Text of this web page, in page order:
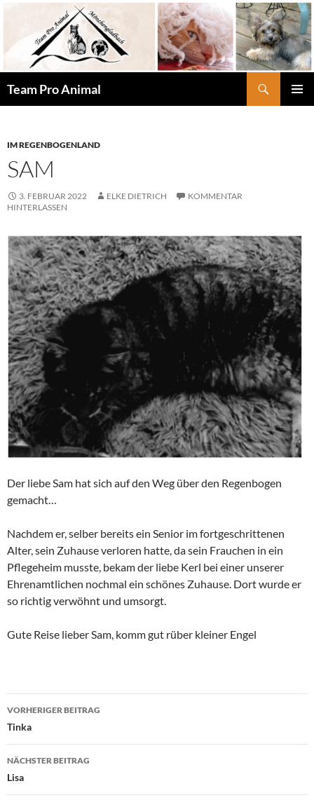
springen
Team Pro Animal
IM REGENBOGENLAND
SAM
3. FEBRUAR 2022 ELKE DIETRICH
KOMMENTAR
HINTERLASSEN
Der liebe Sam hat sich auf den Weg über den Regenbogen
gemacht…
Nachdem er, selber bereits ein Senior im fortgeschrittenen
Alter, sein Zuhause verloren hatte, da sein Frauchen in ein
Pflegeheim musste, bekam der liebe Kerl bei einer unserer
Ehrenamtlichen nochmal ein schönes Zuhause. Dort wurde er
so richtig verwöhnt und umsorgt.
Gute Reise lieber Sam, komm gut rüber kleiner Engel
Beitragsnavigation
VORHERIGER BEITRAG
Tinka
NÄCHSTER BEITRAG
Lisa